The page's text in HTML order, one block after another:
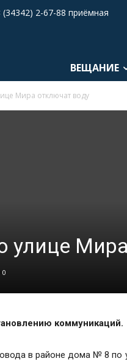
(34342) 2-67-88 приёмная
ВЕЩАНИЕ
Мира отключат воду
улице
0
коммуникаций.
в районе дома № 8 по